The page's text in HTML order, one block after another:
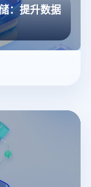
：提升数据